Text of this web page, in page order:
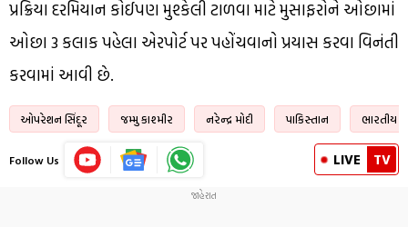
પ્રક્રિયા દરમિયાન કોઈપણ મુશ્કેલી ટાળવા માટે મુસાફરોને ઓછામાં
ઓછા 3 કલાક પહેલા એરપોર્ટ પર પહોંચવાનો પ્રયાસ કરવા વિનંતી
કરવામાં આવી છે.
ઓપરેશન સિંદૂર જમ્મુ કાશ્મીર નરેન્દ્ર મોદી પાકિસ્તાન ભારતીય
Follow Us LIVE TV